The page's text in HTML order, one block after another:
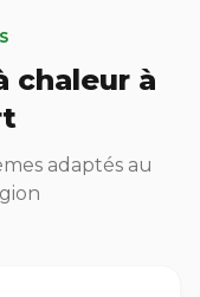
chaleur à
adaptés au